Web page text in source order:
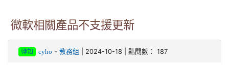
微軟相關產品不支援更新
轉知 cyho - 教務組 | 2024-10-18 | 點閱數： 187